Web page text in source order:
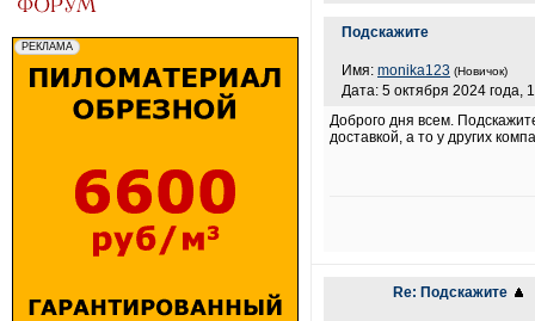
Подскажите
Имя: monika123 (Новичок)
Дата: 5 октября 2024 года,
Доброго дня всем.
доставкой, а то у других
Re: Подскажите